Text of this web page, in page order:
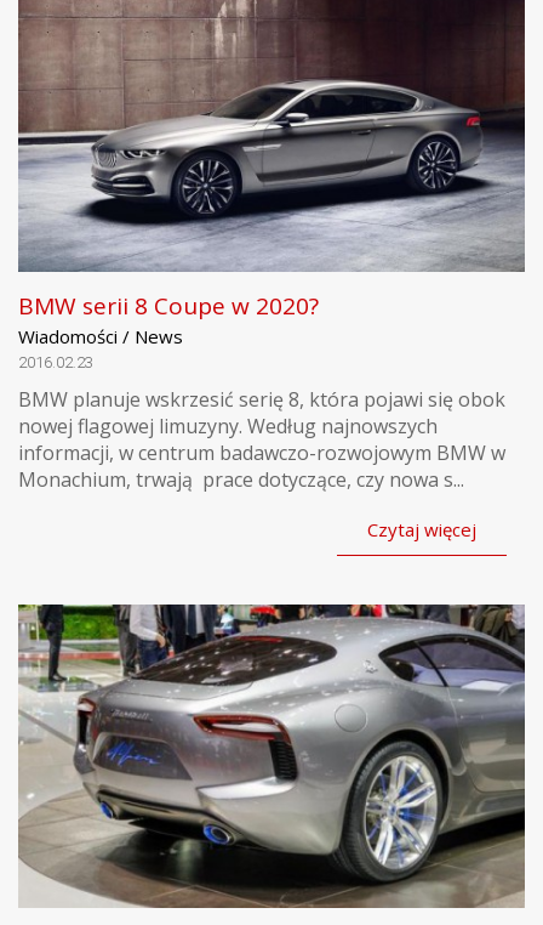
BMW serii 8 Coupe w 2020?
Wiadomości / News
2016.02.23
BMW planuje wskrzesić serię 8, która pojawi się obok
nowej flagowej limuzyny. Według najnowszych
informacji, w centrum badawczo-rozwojowym BMW w
Monachium, trwają prace dotyczące, czy nowa s...
Czytaj więcej